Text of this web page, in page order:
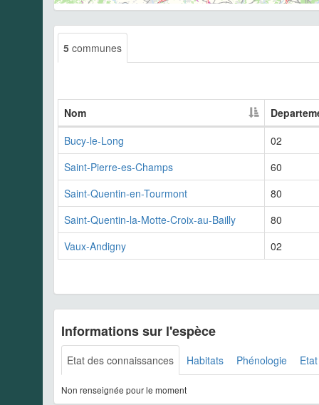
5 communes
Nom
Bucy-le-Long
02
Saint-Pierre-es-Champs
60
Saint-Quentin-en-Tourmont
80
Saint-Quentin-la-Motte-Croix-au-Bailly
80
Vaux-Andigny
02
Informations sur l'espèce
Etat des connaissances Habitats Phénologie
Non renseignée pour le moment